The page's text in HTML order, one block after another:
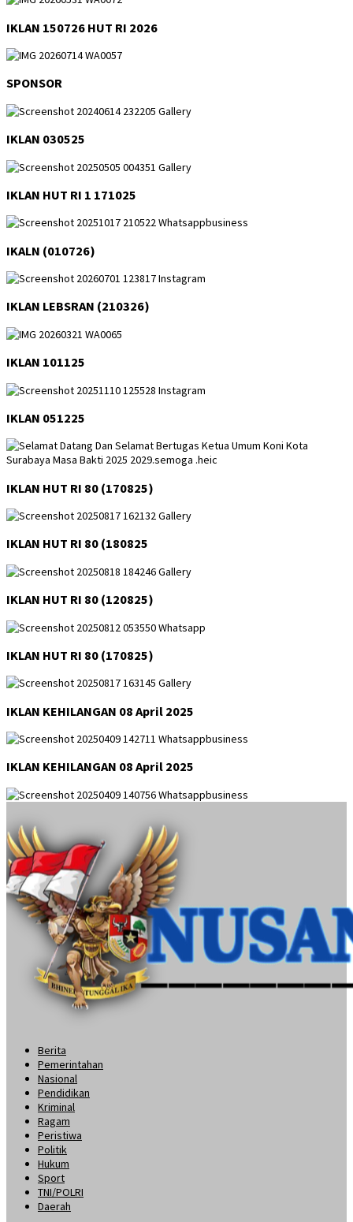
IKLAN 150726 HUT RI 2026
SPONSOR
IKLAN 030525
IKLAN HUT RI 1 171025
IKALN (010726)
IKLAN LEBSRAN (210326)
IKLAN 101125
IKLAN 051225
IKLAN HUT RI 80 (170825)
IKLAN HUT RI 80 (180825
IKLAN HUT RI 80 (120825)
IKLAN HUT RI 80 (170825)
IKLAN KEHILANGAN 08 April 2025
IKLAN KEHILANGAN 08 April 2025
Berita
Pemerintahan
Nasional
Pendidikan
Kriminal
Ragam
Peristiwa
Politik
Hukum
Sport
TNI/POLRI
Daerah